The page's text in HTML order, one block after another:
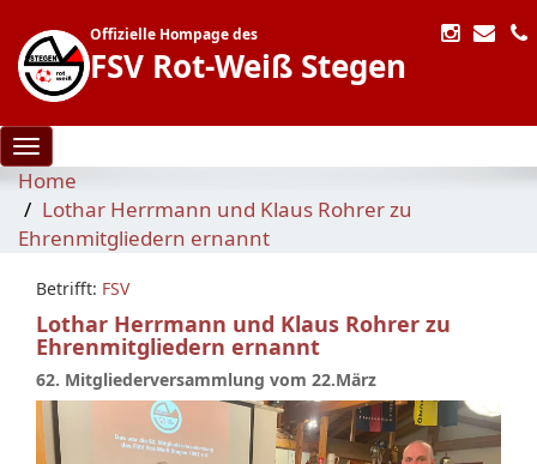
Offizielle Hompage des
FSV Rot-Weiß Stegen
Toggle navigation
Home
Lothar Herrmann und Klaus Rohrer zu
Ehrenmitgliedern ernannt
Betrifft: FSV
Lothar Herrmann und Klaus Rohrer zu
Ehrenmitgliedern ernannt
62. Mitgliederversammlung vom 22.März